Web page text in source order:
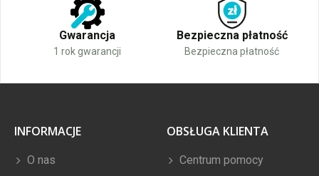
Gwarancja
1 rok gwarancji
Bezpieczna płatność
Bezpieczna płatność
INFORMACJE
O nas
OBSŁUGA KLIENTA
Centrum pomocy